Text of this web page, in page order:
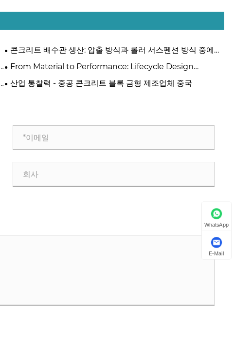
콘크리트 배수관 생산: 압출 방식과 롤러 서스펜션 방식 중에서
선택하는 방법은 무엇입니까?
From Material to Performance: Lifecycle Design
Principles for High-Quality Concrete Steel Moulds
산업 통찰력 - 중공 콘크리트 블록 금형 제조업체 중국
WhatsApp
E-Mail